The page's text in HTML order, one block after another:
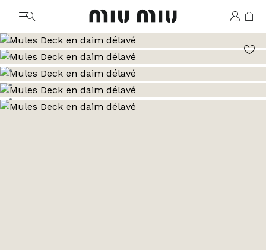
MiuMiu logo
Aller à l’image 1
Aller à l’image 2
Aller à l’image 3
Aller à l’image 4
Aller à l’image 5
Aller à l’image 6